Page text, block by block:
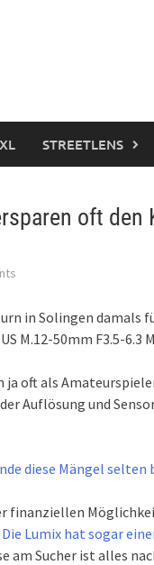
STREETLENS
oft den
in Solingen
M.12-50mm F3.5-6.3
ja oft als
Auflösung und
diese Mängel selten
finanziellen
Die Lumix hat sogar
am Sucher ist alles